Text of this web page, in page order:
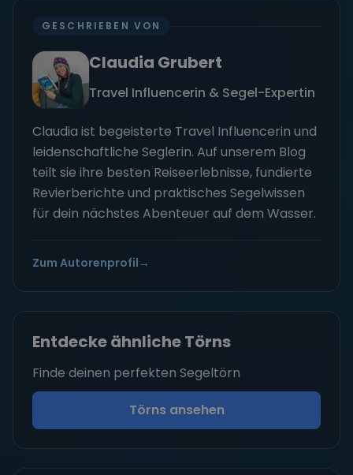
GESCHRIEBEN VON
Claudia Grubert
Travel Influencerin & Segel-Expertin
Claudia ist begeisterte Travel Influencerin und
leidenschaftliche Seglerin. Auf unserem Blog
teilt sie ihre besten Reiseerlebnisse, fundierte
Revierberichte und praktisches Segelwissen
für dein nächstes Abenteuer auf dem Wasser.
Zum Autorenprofil →
Entdecke ähnliche Törns
Finde deinen perfekten Segeltörn
Törns ansehen